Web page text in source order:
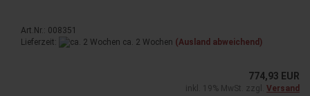
Art.Nr.: 008351
Lieferzeit:
ca. 2 Wochen (Ausland abweichend)
774,93 EUR
inkl. 19% MwSt. zzgl. Versand